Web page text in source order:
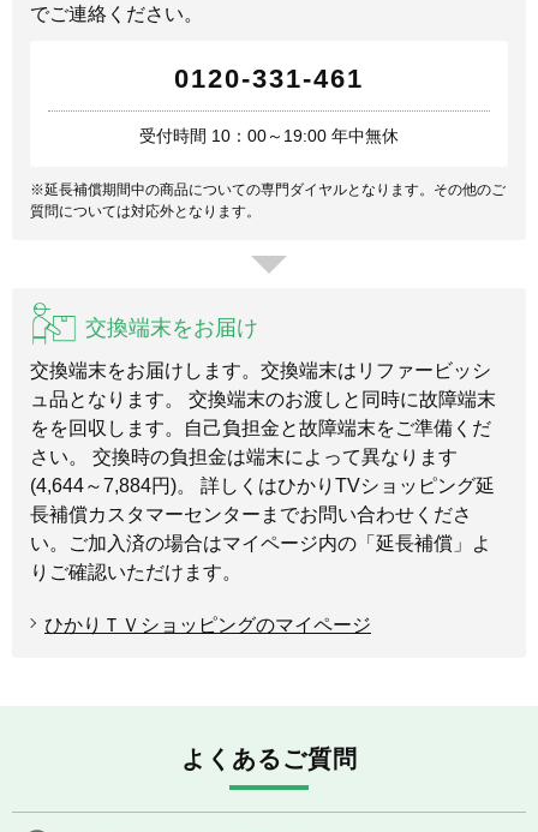
でご連絡ください。
0120-331-461
受付時間 10：00～19:00 年中無休
※延長補償期間中の商品についての専門ダイヤルとなります。その他のご
質問については対応外となります。
交換端末をお届け
交換端末をお届けします。交換端末はリファービッシ
ュ品となります。 交換端末のお渡しと同時に故障端末
をを回収します。自己負担金と故障端末をご準備くだ
さい。 交換時の負担金は端末によって異なります
(4,644～7,884円)。 詳しくはひかりTVショッピング延
長補償カスタマーセンターまでお問い合わせくださ
い。ご加入済の場合はマイページ内の「延長補償」よ
りご確認いただけます。
ひかりＴＶショッピングのマイページ
よくあるご質問